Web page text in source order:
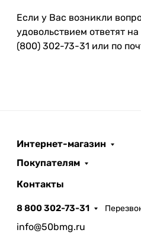
Если у Вас возникли
удовольствием ответят
(800) 302-73-31 или по
Интернет-магазин
Покупателям
Контакты
8 800 302-73-31
info@50bmg.ru